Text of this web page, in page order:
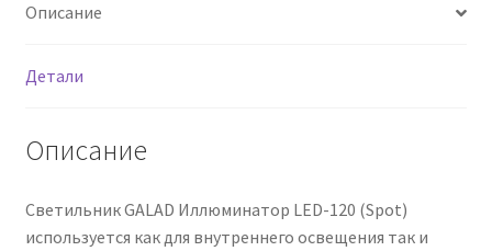
Описание
Детали
Описание
Светильник GALAD Иллюминатор LED-120 (Spot)
используется как для внутреннего освещения так и